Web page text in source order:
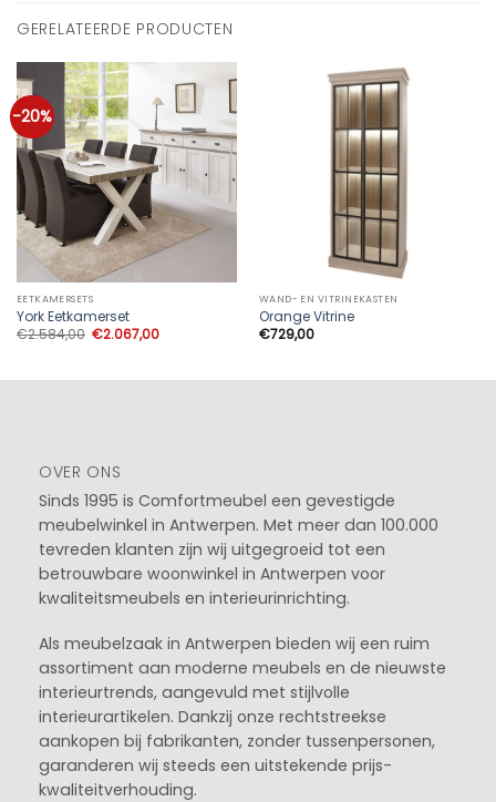
GERELATEERDE PRODUCTEN
-20%
EETKAMERSETS
York Eetkamerset
€2.584,00 Oorspronkelijke
prijs
€2.067,00Huidige
WAND- EN VITRINEKASTEN
Orange Vitrine
€729,00
OVER ONS
Sinds 1995 is Comfortmeubel een gevestigde
meubelwinkel in Antwerpen. Met meer dan 100.000
tevreden klanten zijn wij uitgegroeid tot een
betrouwbare woonwinkel in Antwerpen voor
kwaliteitsmeubels en interieurinrichting.
Als meubelzaak in Antwerpen bieden wij een ruim
assortiment aan moderne meubels en de nieuwste
interieurtrends, aangevuld met stijlvolle
interieurartikelen. Dankzij onze rechtstreekse
aankopen bij fabrikanten, zonder tussenpersonen,
garanderen wij steeds een uitstekende prijs-
kwaliteitverhouding.